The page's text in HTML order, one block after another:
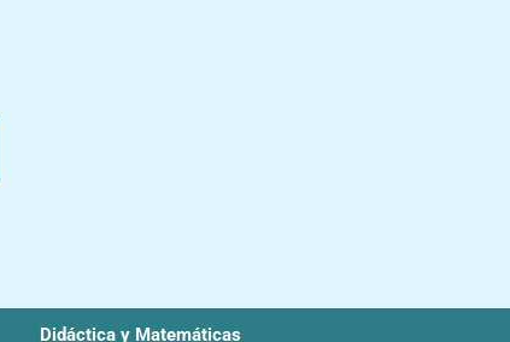
Didáctica y Matemáticas